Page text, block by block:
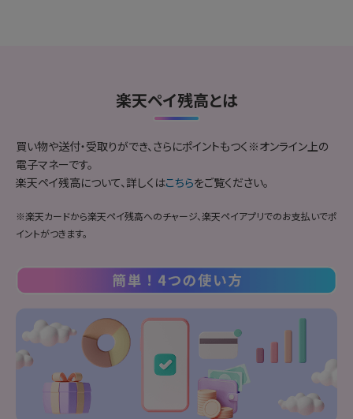
楽天ペイ残高とは
買い物や送付・受取りができ、さらにポイントもつく※オンライン上の
電子マネーです。
楽天ペイ残高について、詳しくはこちらをご覧ください。
※楽天カードから楽天ペイ残高へのチャージ、楽天ペイアプリでのお支払いでポ
イントがつきます。